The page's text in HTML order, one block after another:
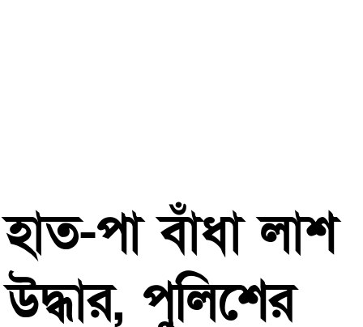
হাত-পা বাঁধা লাশ
উদ্ধার, পুলিশের